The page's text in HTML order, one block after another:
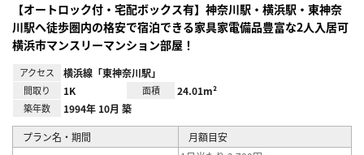
【オートロック付・宅配ボックス有】神奈川駅・横浜駅・東神奈
川駅へ徒歩圏内の格安で宿泊できる家具家電備品豊富な2人入居可
横浜市マンスリーマンション部屋！
アクセス 横浜線「東神奈川駅」
間取り 1K 面積 24.01m²
築年数 1994年 10月 築
プラン名・期間 月額目安